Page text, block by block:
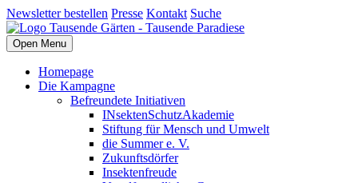
Newsletter bestellen Presse Kontakt Suche
Open Menu
Homepage
Die Kampagne
Befreundete Initiativen
INsektenSchutzAkademie
Stiftung für Mensch und Umwelt
die Summer e. V.
Zukunftsdörfer
Insektenfreude